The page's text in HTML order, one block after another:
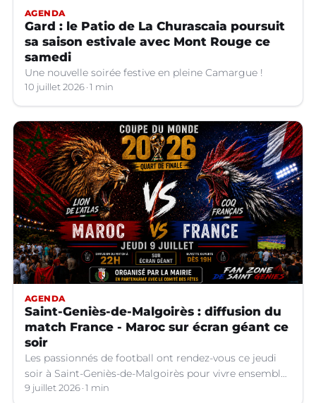
AGENDA
Gard : le Patio de La Churascaia poursuit
sa saison estivale avec Mont Rouge ce
samedi
Une nouvelle soirée festive en pleine Camargue !
10 juillet 2026 1 min
AGENDA
Saint-Geniès-de-Malgoirès : diffusion du
match France - Maroc sur écran géant ce
soir
Les passionnés de football ont rendez-vous ce jeudi
soir à Saint-Geniès-de-Malgoirès pour vivre ensemble
l'un des temps forts de la Coupe du Monde 2026.
9 juillet 2026 1 min